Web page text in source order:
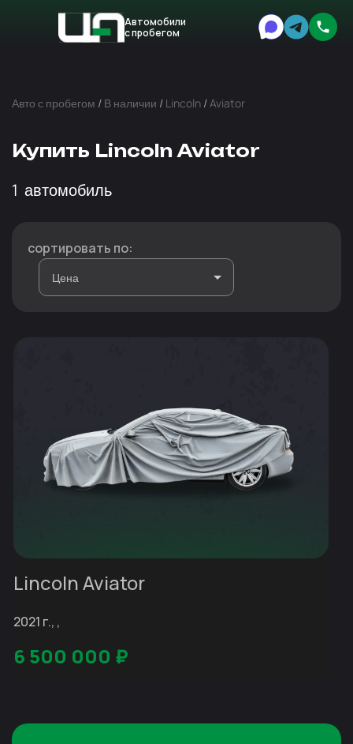
Автомобили
с пробегом
Авто с пробегом / В наличии / Lincoln /Aviator
Купить Lincoln Aviator
1 автомобиль
сортировать по:
Lincoln Aviator
2021 г., ,
6 500 000 ₽